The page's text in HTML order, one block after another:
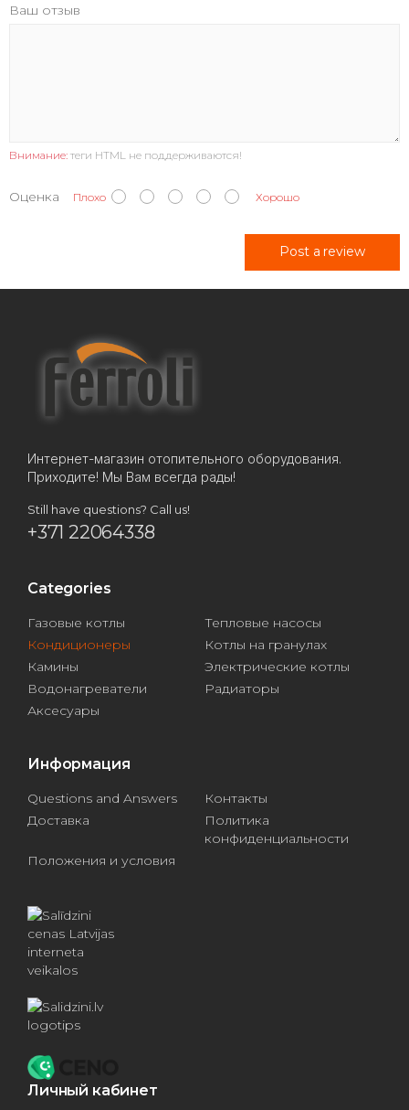
Ваш отзыв
Внимание: теги HTML не поддерживаются!
Оценка Плохо Хорошо
Post a review
Интернет-магазин отопительного оборудования.
Приходите! Мы Вам всегда рады!
Still have questions? Call us!
+371 22064338
Categories
Газовые котлы
Тепловые насосы
Кондиционеры
Котлы на гранулах
Камины
Электрические котлы
Водонагреватели
Радиаторы
Аксесуары
Информация
Questions and Answers
Контакты
Доставка
Политика
конфиденциальности
Положения и условия
Личный кабинет